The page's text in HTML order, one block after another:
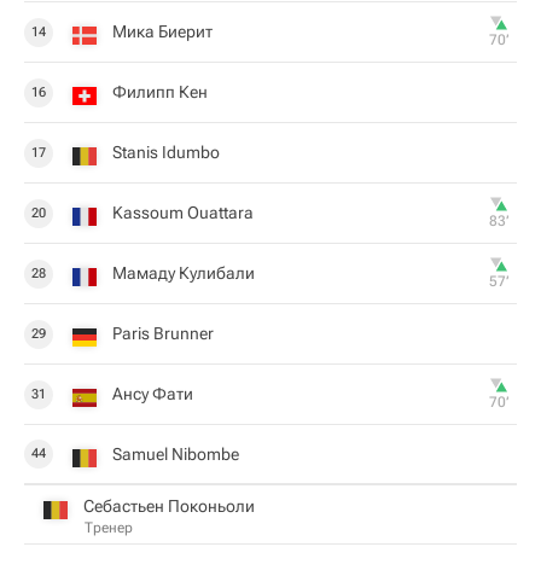
14 Мика Биерит 70‎’‎
16 Филипп Кен
17 Stanis Idumbo
20 Kassoum Ouattara 83‎’‎
28 Мамаду Кулибали 57‎’‎
29 Paris Brunner
31 Ансу Фати 70‎’‎
44 Samuel Nibombe
Себастьен Поконьоли
Тренер